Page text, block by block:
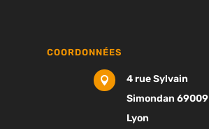
COORDONNÉES

4 rue Sylvain
Simondan 69009
Lyon